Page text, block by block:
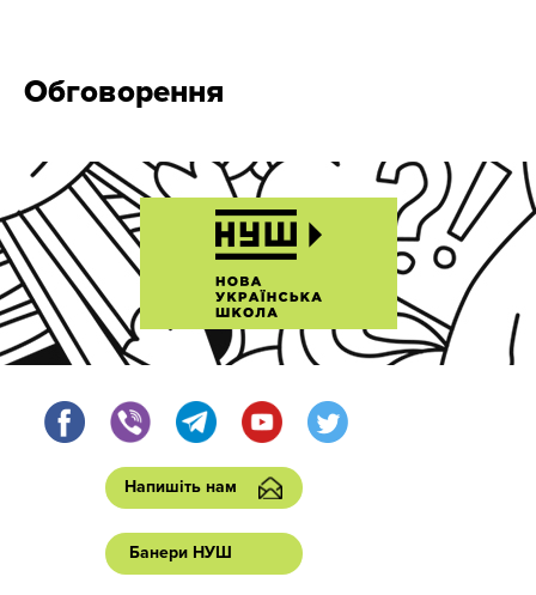
Обговорення
Напишіть нам
Банери НУШ